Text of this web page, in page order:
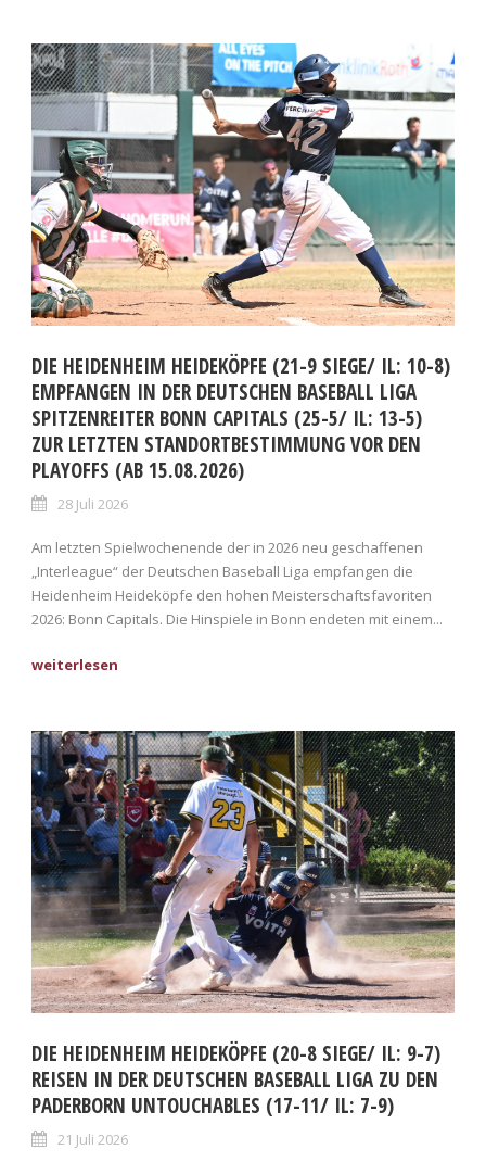
DIE HEIDENHEIM HEIDEKÖPFE (21-9 SIEGE/ IL: 10-8)
EMPFANGEN IN DER DEUTSCHEN BASEBALL LIGA
SPITZENREITER BONN CAPITALS (25-5/ IL: 13-5)
ZUR LETZTEN STANDORTBESTIMMUNG VOR DEN
PLAYOFFS (AB 15.08.2026)
28 Juli 2026
Am letzten Spielwochenende der in 2026 neu geschaffenen
„Interleague“ der Deutschen Baseball Liga empfangen die
Heidenheim Heideköpfe den hohen Meisterschaftsfavoriten
2026: Bonn Capitals. Die Hinspiele in Bonn endeten mit einem...
DIE HEIDENHEIM HEIDEKÖPFE (20-8 SIEGE/ IL: 9-7)
REISEN IN DER DEUTSCHEN BASEBALL LIGA ZU DEN
PADERBORN UNTOUCHABLES (17-11/ IL: 7-9)
21 Juli 2026